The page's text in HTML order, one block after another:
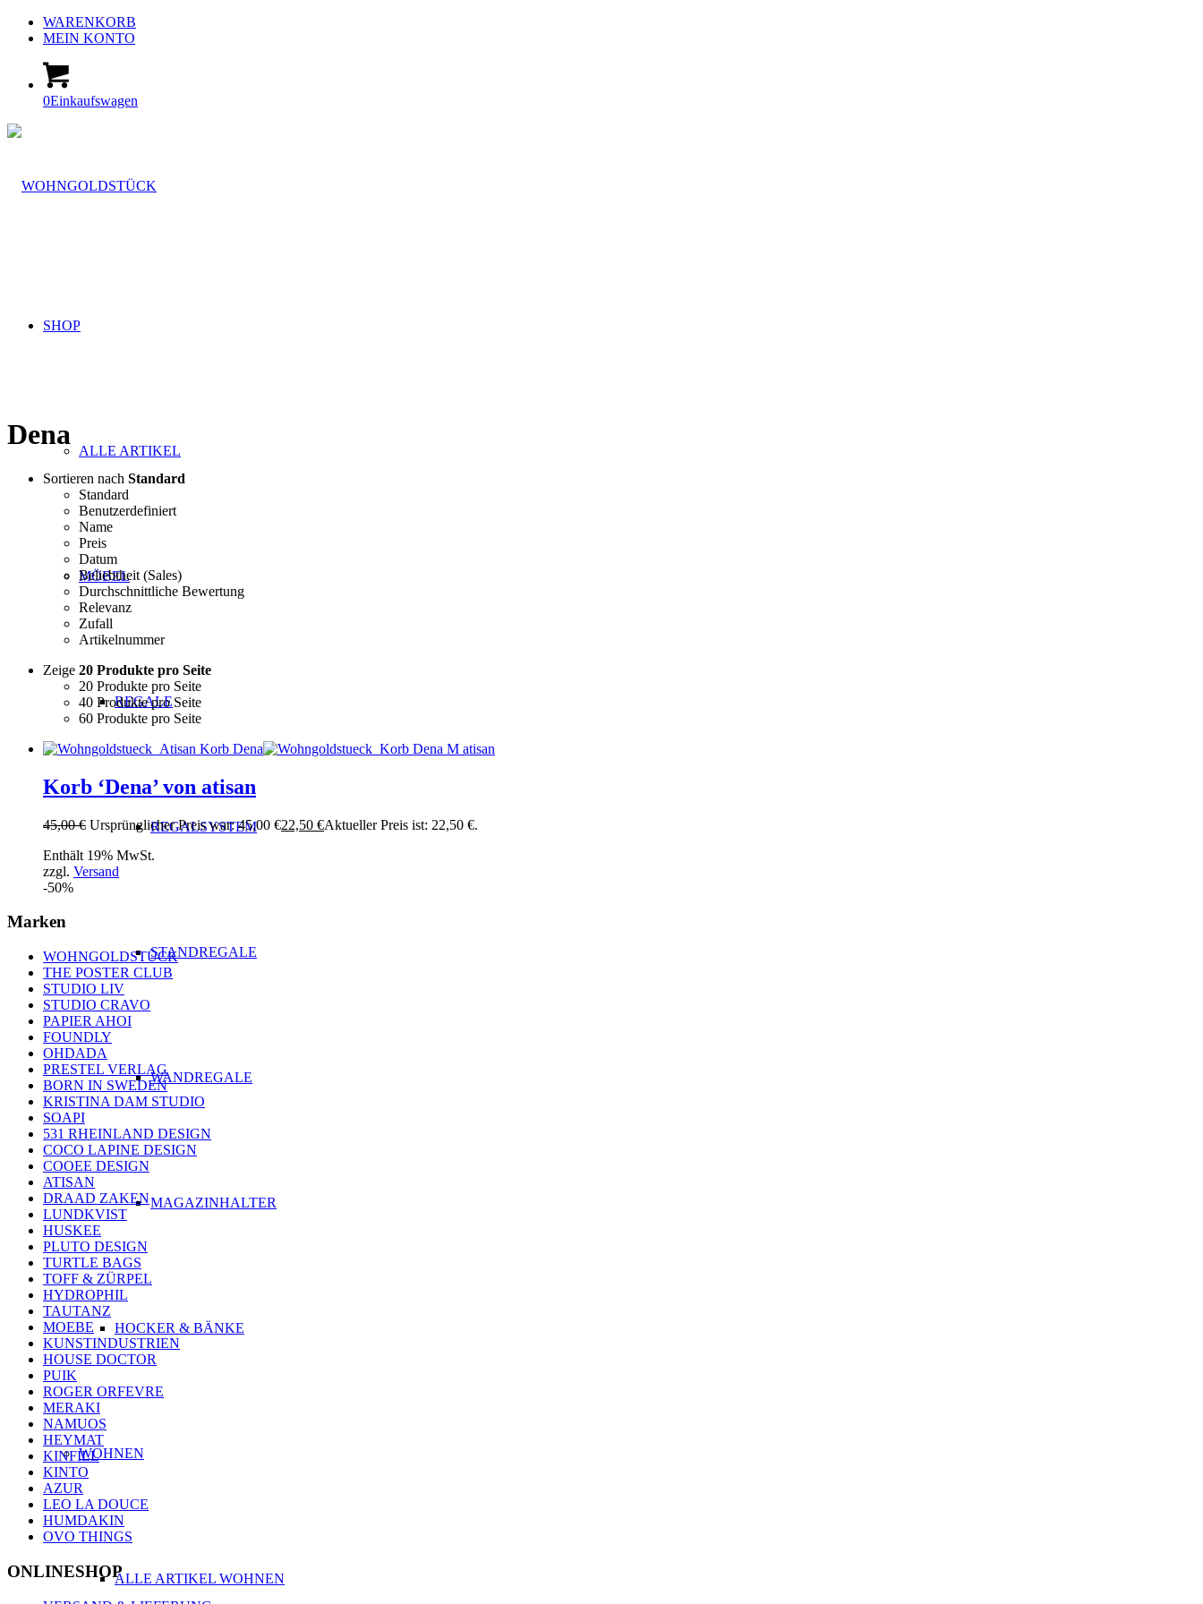
WARENKORB
MEIN KONTO
0Einkaufswagen
SHOP
ALLE ARTIKEL
MÖBEL
REGALE
REGALSYSTEM
STANDREGALE
WANDREGALE
MAGAZINHALTER
HOCKER & BÄNKE
WOHNEN
ALLE ARTIKEL WOHNEN
Dena
Sortieren nach Standard
Standard
Benutzerdefiniert
Name
Preis
Datum
Beliebtheit (Sales)
Durchschnittliche Bewertung
Relevanz
Zufall
Artikelnummer
Zeige 20 Produkte pro Seite
20 Produkte pro Seite
40 Produkte pro Seite
60 Produkte pro Seite
Korb ‘Dena’ von atisan
45,00€ Ursprünglicher Preis war: 45,00 €22,50 €Aktueller Preis ist: 22,50 €.
Enthält 19% MwSt.
zzgl. Versand
-50%
Marken
WOHNGOLDSTÜCK
THE POSTER CLUB
STUDIO LIV
STUDIO CRAVO
PAPIER AHOI
FOUNDLY
OHDADA
PRESTEL VERLAG
BORN IN SWEDEN
KRISTINA DAM STUDIO
SOAPI
531 RHEINLAND DESIGN
COCO LAPINE DESIGN
COOEE DESIGN
ATISAN
DRAAD ZAKEN
LUNDKVIST
HUSKEE
PLUTO DESIGN
TURTLE BAGS
TOFF & ZÜRPEL
HYDROPHIL
TAUTANZ
MOEBE
KUNSTINDUSTRIEN
HOUSE DOCTOR
PUIK
ROGER ORFEVRE
MERAKI
NAMUOS
HEYMAT
KINFILL
KINTO
AZUR
LEO LA DOUCE
HUMDAKIN
OVO THINGS
ONLINESHOP